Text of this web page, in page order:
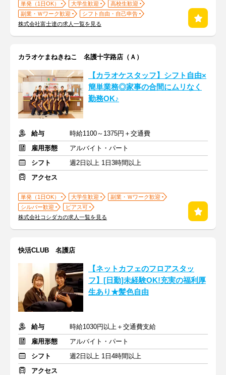
単発（1日OK） 大学生歓迎
高校生歓迎
副業・Ｗワーク歓迎
シフト自由・自己申告
株式会社富士達の求人一覧を見る
カラオケまねきねこ 名護十字路店（Ａ）
【カラオケスタッフ】シフト自由×
簡単業務◎家事の合間にムリなく
勤務OK♪
給与
時給1100～1375円＋交通費
雇用形態
アルバイト・パート
シフト
週2日以上 1日3時間以上
アクセス
単発（1日OK） 大学生歓迎
副業・Ｗワーク歓迎
シルバー歓迎
ピアス可
株式会社コシダカの求人一覧を見る
快活CLUB 名護店
【ネットカフェのフロアスタッ
フ】[日勤]未経験OK!充実の福利厚
生あり★髪色自由
給与
時給1030円以上＋交通費支給
雇用形態
アルバイト・パート
シフト
週2日以上 1日4時間以上
アクセス